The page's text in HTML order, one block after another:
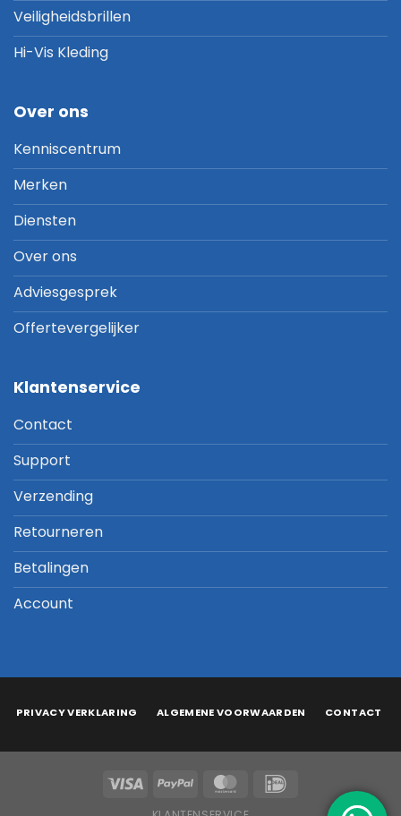
Veiligheidsbrillen
Hi-Vis Kleding
Over ons
Kenniscentrum
Merken
Diensten
Over ons
Adviesgesprek
Offertevergelijker
Klantenservice
Contact
Support
Verzending
Retourneren
Betalingen
Account
PRIVACY VERKLARING ALGEMENE VOORWAARDEN CONTACT